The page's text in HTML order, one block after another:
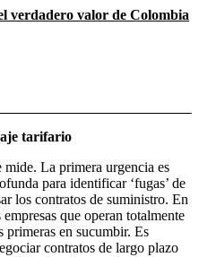
verdadero valor de Colombia
tarifario
mide. La primera urgencia es
para identificar ‘fugas’ de
los contratos de suministro. En
que operan totalmente
primeras en sucumbir. Es
contratos de largo plazo